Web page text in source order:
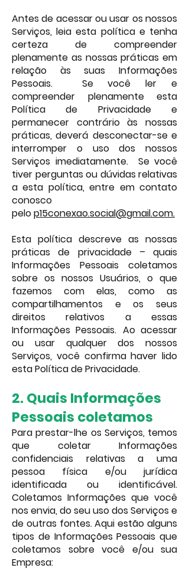
Antes de acessar ou usar os nossos
Serviços, leia esta política e tenha
certeza de compreender
plenamente as nossas práticas em
relação às suas Informações
Pessoais. Se você ler e
compreender plenamente esta
Política de Privacidade e
permanecer contrário às nossas
práticas, deverá desconectar-se e
interromper o uso dos nossos
Serviços imediatamente. Se você
tiver perguntas ou dúvidas relativas
a esta política, entre em contato
conosco
pelop15conexao.social@gmail.com.
Esta política descreve as nossas
práticas de privacidade – quais
Informações Pessoais coletamos
sobre os nossos Usuários, o que
fazemos com elas, como as
compartilhamentos e os seus
direitos relativos a essas
Informações Pessoais. Ao acessar
ou usar qualquer dos nossos
Serviços, você confirma haver lido
esta Política de Privacidade.
2. Quais Informações
Pessoais coletamos
Para prestar-lhe os Serviços, temos
que coletar Informações
confidenciais relativas a uma
pessoa física e/ou jurídica
identificada ou identificável.
Coletamos Informações que você
nos envia, do seu uso dos Serviços e
de outras fontes. Aqui estão alguns
tipos de Informações Pessoais que
coletamos sobre você e/ou sua
Empresa: